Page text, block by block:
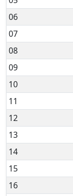
06
07
08
09
10
11
12
13
14
15
16